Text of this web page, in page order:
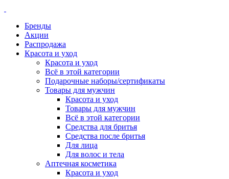
Бренды
Акции
Распродажа
Красота и уход
Красота и уход
Всё в этой категории
Подарочные наборы/сертификаты
Товары для мужчин
Красота и уход
Товары для мужчин
Всё в этой категории
Средства для бритья
Средства после бритья
Для лица
Для волос и тела
Аптечная косметика
Красота и уход